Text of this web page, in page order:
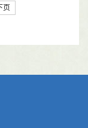
下页